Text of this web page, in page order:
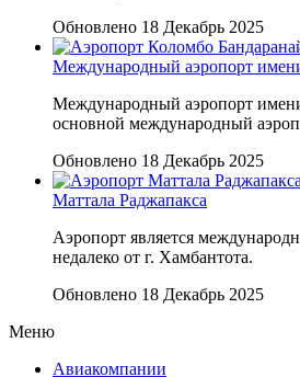
Обновлено 18 Декабрь 2025
Международный аэропорт
Международный аэропорт
основной международный
Обновлено 18 Декабрь 2025
Маттала Раджапакса
Аэропорт является
недалеко от г. Хамбантота.
Обновлено 18 Декабрь 2025
Меню
Авиакомпании